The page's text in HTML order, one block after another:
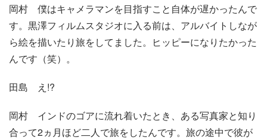
岡村 僕はキャメラマンを目指すこと自体が遅かったんで
す。黒澤フィルムスタジオに入る前は、アルバイトしなが
ら絵を描いたり旅をしてました。ヒッピーになりたかった
んです（笑）。
田島 え!?
岡村 インドのゴアに流れ着いたとき、ある写真家と知り
合って2ヵ月ほど二人で旅をしたんです。旅の途中で彼が